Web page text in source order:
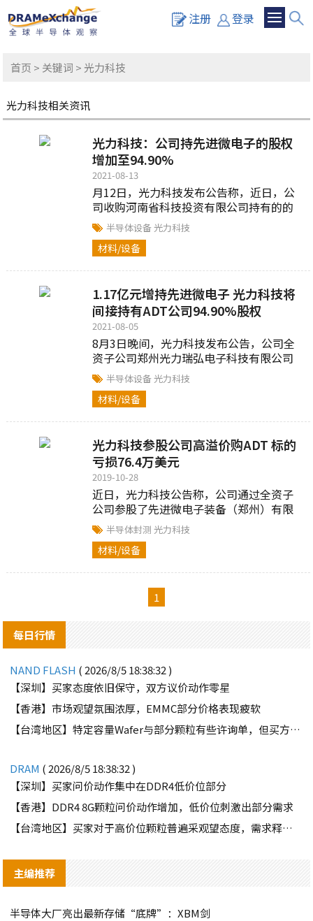
注册 登录
首页 > 关键词 > 光力科技
光力科技相关资讯
光力科技：公司持先进微电子的股权
增加至94.90%
2021-08-13
月12日，光力科技发布公告称，近日，公
司收购河南省科技投资有限公司持有的的
先进微电子装备（郑州）有限公司25.51%
股权...
半导体设备光力科技
材料/设备
1.17亿元增持先进微电子 光力科技将
间接持有ADT公司94.90%股权
2021-08-05
8月3日晚间，光力科技发布公告，公司全
资子公司郑州光力瑞弘电子科技有限公司
以自有资金1.17亿元收购...
半导体设备光力科技
材料/设备
光力科技参股公司高溢价购ADT 标的
亏损76.4万美元
2019-10-28
近日，光力科技公告称，公司通过全资子
公司参股了先进微电子装备（郑州）有限
公司（以下简称先进微电子）。而先进微
电子又以其全资子公司收购了以色...
半导体封测光力科技
材料/设备
1
每日行情
NAND FLASH ( 2026/8/5 18:38:32 )
【深圳】买家态度依旧保守，双方议价动作零星
【香港】市场观望氛围浓厚，EMMC部分价格表现疲软
【台湾地区】特定容量Wafer与部分颗粒有些许询单，但买方需求并不强劲
DRAM ( 2026/8/5 18:38:32 )
【深圳】买家问价动作集中在DDR4低价位部分
【香港】DDR4 8G颗粒问价动作增加，低价位刺激出部分需求
【台湾地区】买家对于高价位颗粒普遍采观望态度，需求释出有限
主编推荐
半导体大厂亮出最新存储“底牌”：XBM剑